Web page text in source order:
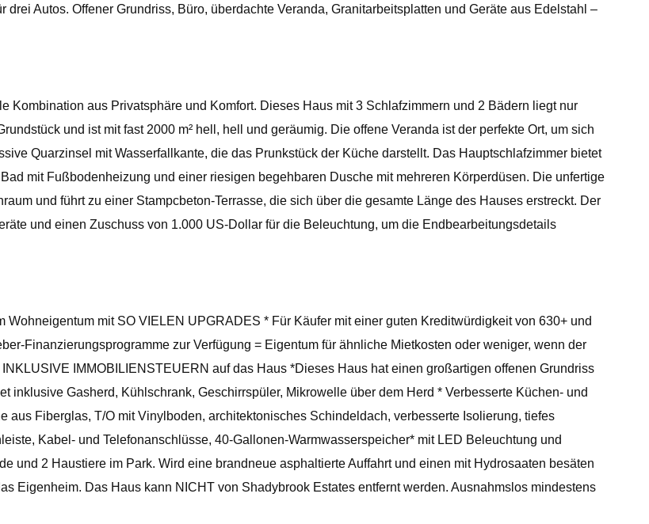
Autos. Offener Grundriss, Büro, überdachte Veranda, Granitarbeitsplatten und Geräte aus Edelstahl –
Kombination aus Privatsphäre und Komfort. Dieses Haus mit 3 Schlafzimmern und 2 Bädern liegt nur
und ist mit fast 2000 m² hell, hell und geräumig. Die offene Veranda ist der perfekte Ort, um sich
Quarzinsel mit Wasserfallkante, die das Prunkstück der Küche darstellt. Das Hauptschlafzimmer bietet
mit Fußbodenheizung und einer riesigen begehbaren Dusche mit mehreren Körperdüsen. Die unfertige
und führt zu einer Stampcbeton-Terrasse, die sich über die gesamte Länge des Hauses erstreckt. Der
und einen Zuschuss von 1.000 US-Dollar für die Beleuchtung, um die Endbearbeitungsdetails
mit SO VIELEN UPGRADES * Für Käufer mit einer guten Kreditwürdigkeit von 630+ und
Finanzierungsprogramme zur Verfügung = Eigentum für ähnliche Mietkosten oder weniger, wenn der
IMMOBILIENSTEUERN auf das Haus *Dieses Haus hat einen großartigen offenen Grundriss
inklusive Gasherd, Kühlschrank, Geschirrspüler, Mikrowelle über dem Herd * Verbesserte Küchen- und
Fiberglas, T/O mit Vinylboden, architektonisches Schindeldach, verbesserte Isolierung, tiefes
Kabel- und Telefonanschlüsse, 40-Gallonen-Warmwasserspeicher* mit LED Beleuchtung und
und 2 Haustiere im Park. Wird eine brandneue asphaltierte Auffahrt und einen mit Hydrosaaten besäten
Eigenheim. Das Haus kann NICHT von Shadybrook Estates entfernt werden. Ausnahmslos mindestens